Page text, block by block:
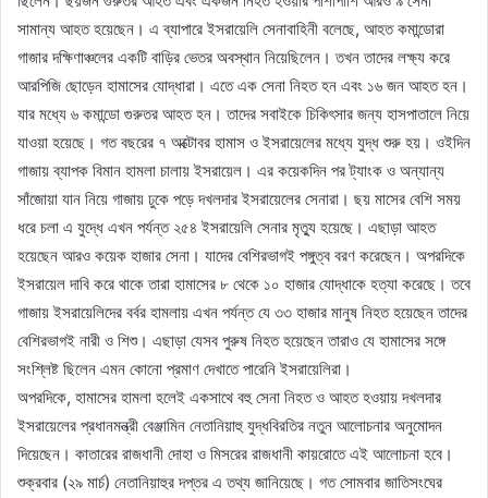
সামান্য আহত হয়েছেন। এ ব্যাপারে ইসরায়েলি সেনাবাহিনী বলেছে, আহত কমান্ডোরা
গাজার দক্ষিণাঞ্চলের একটি বাড়ির ভেতর অবস্থান নিয়েছিলেন। তখন তাদের লক্ষ্য করে
আরপিজি ছোড়েন হামাসের যোদ্ধারা। এতে এক সেনা নিহত হন এবং ১৬ জন আহত হন।
যার মধ্যে ৬ কমান্ডো গুরুতর আহত হন। তাদের সবাইকে চিকিৎসার জন্য হাসপাতালে নিয়ে
যাওয়া হয়েছে। গত বছরের ৭ অক্টোবর হামাস ও ইসরায়েলের মধ্যে যুদ্ধ শুরু হয়। ওইদিন
গাজায় ব্যাপক বিমান হামলা চালায় ইসরায়েল। এর কয়েকদিন পর ট্যাংক ও অন্যান্য
সাঁজোয়া যান নিয়ে গাজায় ঢুকে পড়ে দখলদার ইসরায়েলের সেনারা। ছয় মাসের বেশি সময়
ধরে চলা এ যুদ্ধে এখন পর্যন্ত ২৫৪ ইসরায়েলি সেনার মৃত্যু হয়েছে। এছাড়া আহত
হয়েছেন আরও কয়েক হাজার সেনা। যাদের বেশিরভাগই পঙ্গুত্ব বরণ করেছেন। অপরদিকে
ইসরায়েল দাবি করে থাকে তারা হামাসের ৮ থেকে ১০ হাজার যোদ্ধাকে হত্যা করেছে। তবে
গাজায় ইসরায়েলিদের বর্বর হামলায় এখন পর্যন্ত যে ৩৩ হাজার মানুষ নিহত হয়েছেন তাদের
বেশিরভাগই নারী ও শিশু। এছাড়া যেসব পুরুষ নিহত হয়েছেন তারাও যে হামাসের সঙ্গে
সংশ্লিষ্ট ছিলেন এমন কোনো প্রমাণ দেখাতে পারেনি ইসরায়েলিরা।
অপরদিকে, হামাসের হামলা হলেই একসাথে বহু সেনা নিহত ও আহত হওয়ায় দখলদার
ইসরায়েলের প্রধানমন্ত্রী বেঞ্জামিন নেতানিয়াহু যুদ্ধবিরতির নতুন আলোচনার অনুমোদন
দিয়েছেন। কাতারের রাজধানী দোহা ও মিসরের রাজধানী কায়রোতে এই আলোচনা হবে।
শুক্রবার (২৯ মার্চ) নেতানিয়াহুর দপ্তর এ তথ্য জানিয়েছে। গত সোমবার জাতিসংঘের